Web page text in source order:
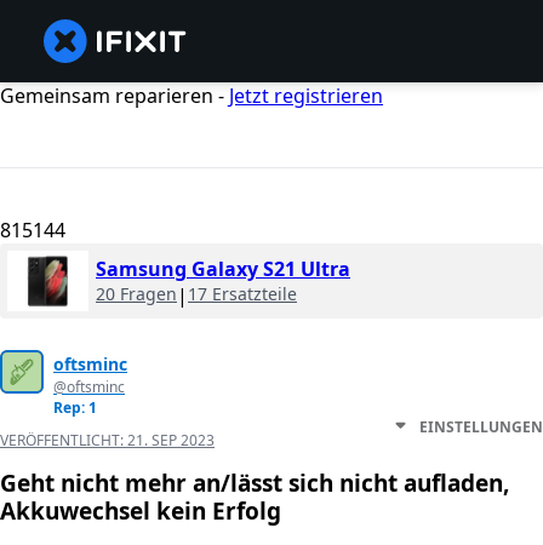
Gemeinsam reparieren - Jetzt registrieren
815144
Samsung Galaxy S21 Ultra
20 Fragen | 17 Ersatzteile
oftsminc
@oftsminc
Rep: 1
VERÖFFENTLICHT:21. SEP 2023
EINSTELLUNGEN
Geht nicht mehr an/lässt sich nicht aufladen,
Akkuwechsel kein Erfolg